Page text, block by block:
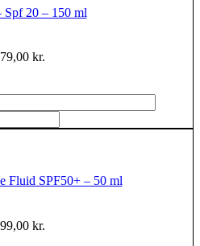
20 – 150 ml
kr.
Fluid SPF50+ – 50 ml
kr.